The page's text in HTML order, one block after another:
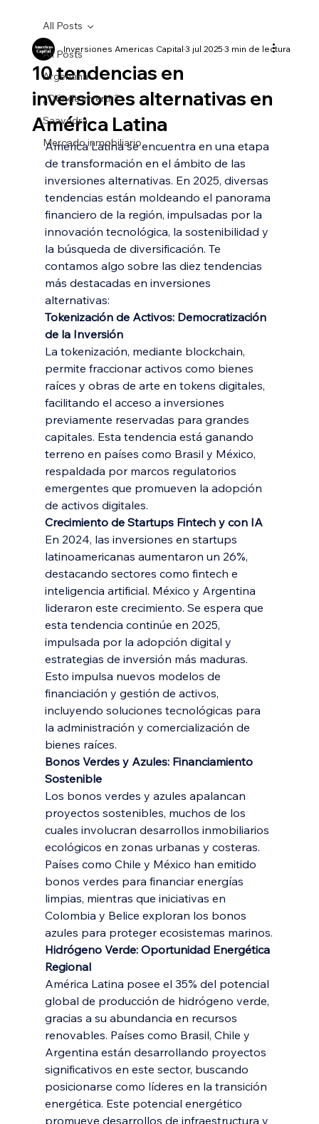
All Posts
Argentina
¿Dónde invertir?
Saavedra
Mercado inmobiliario
All Posts
10 tendencias en
inversiones alternativas en
América Latina
Inversiones Americas Capital3 jul 20253 min de lectura
América Latina se encuentra en una etapa
de transformación en el ámbito de las
inversiones alternativas. En 2025, diversas
tendencias están moldeando el panorama
financiero de la región, impulsadas por la
innovación tecnológica, la sostenibilidad y
la búsqueda de diversificación. Te
contamos algo sobre las diez tendencias
más destacadas en inversiones
alternativas:
Tokenización de Activos: Democratización
de la Inversión
La tokenización, mediante blockchain,
permite fraccionar activos como bienes
raíces y obras de arte en tokens digitales,
facilitando el acceso a inversiones
previamente reservadas para grandes
capitales. Esta tendencia está ganando
terreno en países como Brasil y México,
respaldada por marcos regulatorios
emergentes que promueven la adopción
de activos digitales.
Crecimiento de Startups Fintech y con IA
En 2024, las inversiones en startups
latinoamericanas aumentaron un 26%,
destacando sectores como fintech e
inteligencia artificial. México y Argentina
lideraron este crecimiento. Se espera que
esta tendencia continúe en 2025,
impulsada por la adopción digital y
estrategias de inversión más maduras.
Esto impulsa nuevos modelos de
financiación y gestión de activos,
incluyendo soluciones tecnológicas para
la administración y comercialización de
bienes raíces.
Bonos Verdes y Azules: Financiamiento
Sostenible
Los bonos verdes y azules apalancan
proyectos sostenibles, muchos de los
cuales involucran desarrollos inmobiliarios
ecológicos en zonas urbanas y costeras.
Países como Chile y México han emitido
bonos verdes para financiar energías
limpias, mientras que iniciativas en
Colombia y Belice exploran los bonos
azules para proteger ecosistemas marinos.
Hidrógeno Verde: Oportunidad Energética
Regional
América Latina posee el 35% del potencial
global de producción de hidrógeno verde,
gracias a su abundancia en recursos
renovables. Países como Brasil, Chile y
Argentina están desarrollando proyectos
significativos en este sector, buscando
posicionarse como líderes en la transición
energética. Este potencial energético
promueve desarrollos de infraestructura y